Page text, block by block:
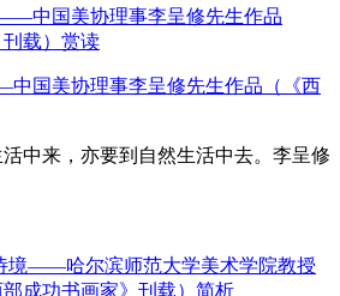
国美协理事李呈修先生作品（《西
中来，亦要到自然生活中去。李呈修